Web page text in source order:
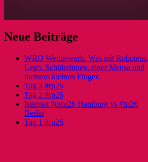
Neue Beiträge
WRO Wettbewerb. Was mit Robotern,
Lego, Schülerinnen, einer Mensa und
meinem kleinen Finger.
Tag 3 #rp26
Tag 2 #rp26
Internet #omr26 Hamburg vs #rp26
Berlin
Tag 1 #rp26